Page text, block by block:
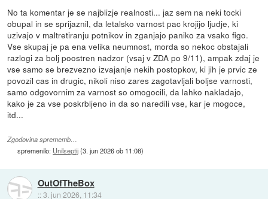
No ta komentar je se najblizje realnosti... jaz sem na neki tocki
obupal in se sprijaznil, da letalsko varnost pac krojijo ljudje, ki
uzivajo v maltretiranju potnikov in zganjajo paniko za vsako figo.
Vse skupaj je pa ena velika neumnost, morda so nekoc obstajali
razlogi za bolj poostren nadzor (vsaj v ZDA po 9/11), ampak zdaj je
vse samo se brezvezno izvajanje nekih postopkov, ki jih je prvic ze
povozil cas in drugic, nikoli niso zares zagotavljali boljse varnosti,
samo odgovornim za varnost so omogocili, da lahko nakladajo,
kako je za vse poskrbljeno in da so naredili vse, kar je mogoce,
itd...
Zgodovina sprememb…
spremenilo: Unilseptij(3. jun 2026 ob 11:08)
OutOfTheBox
::3. jun 2026, 11:34